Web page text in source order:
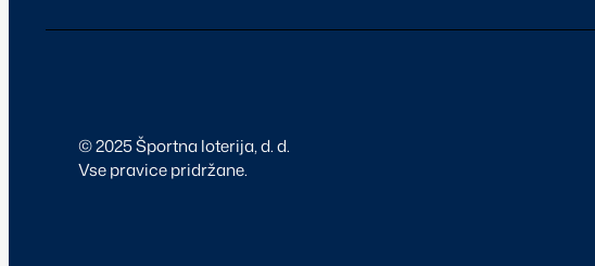
© 2025 Športna loterija, d. d.
Vse pravice pridržane.